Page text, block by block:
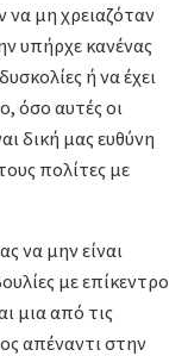
να μη χρειαζόταν
υπήρχε κανένας
ή να έχει
όσο αυτές οι
δική μας ευθύνη
πολίτες με
να μην είναι
με επίκεντρο
μια από τις
απέναντι στην